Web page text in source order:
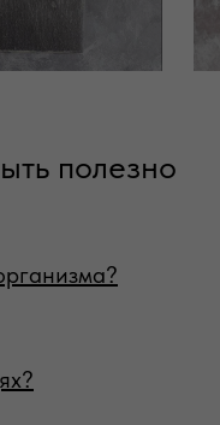
полезно